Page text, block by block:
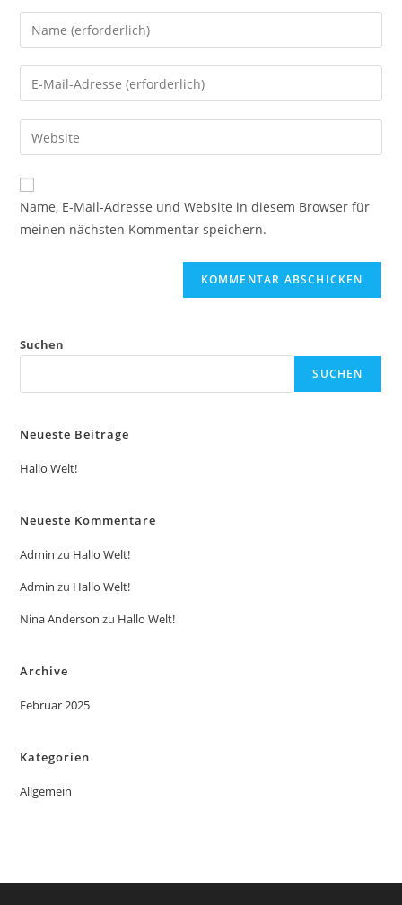
Gib
deinen
Namen
oder
zum
Kommentieren
ein
Gib
deine
E-
Mail-
zum
Kommentieren
ein
Gib
deine
Website-
URL
Name, E-Mail-Adresse und Website in diesem Browser für
meinen nächsten Kommentar speichern.
Suchen
SUCHEN
Neueste Beiträge
Hallo Welt!
Neueste Kommentare
Admin zu Hallo Welt!
Admin zu Hallo Welt!
Nina Anderson zu Hallo Welt!
Archive
Februar 2025
Kategorien
Allgemein